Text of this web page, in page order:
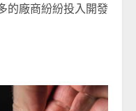
的廠商紛紛投入開發